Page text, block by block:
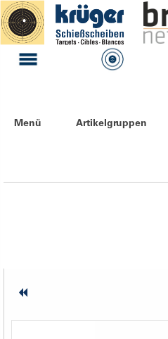
Menü Artikelgruppen